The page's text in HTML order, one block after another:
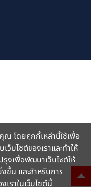
ณ โดยคุกกี้เหล่านี้ใช้เพื่อ
บไซต์ของเราและทำให้
รุงเพื่อพัฒนาเว็บไซต์ให้
ขึ้น และสำหรับการ
เราในเว็บไซต์นี้